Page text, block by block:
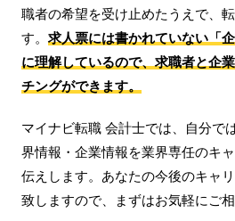
職者の希望を受け止めたうえで、
す。 求人票には書かれていない「
に理解しているので、求職者と企
チングができます。
マイナビ転職 会計士では、自分で
界情報・企業情報を業界専任のキ
伝えします。あなたの今後のキャ
致しますので、まずはお気軽にご相